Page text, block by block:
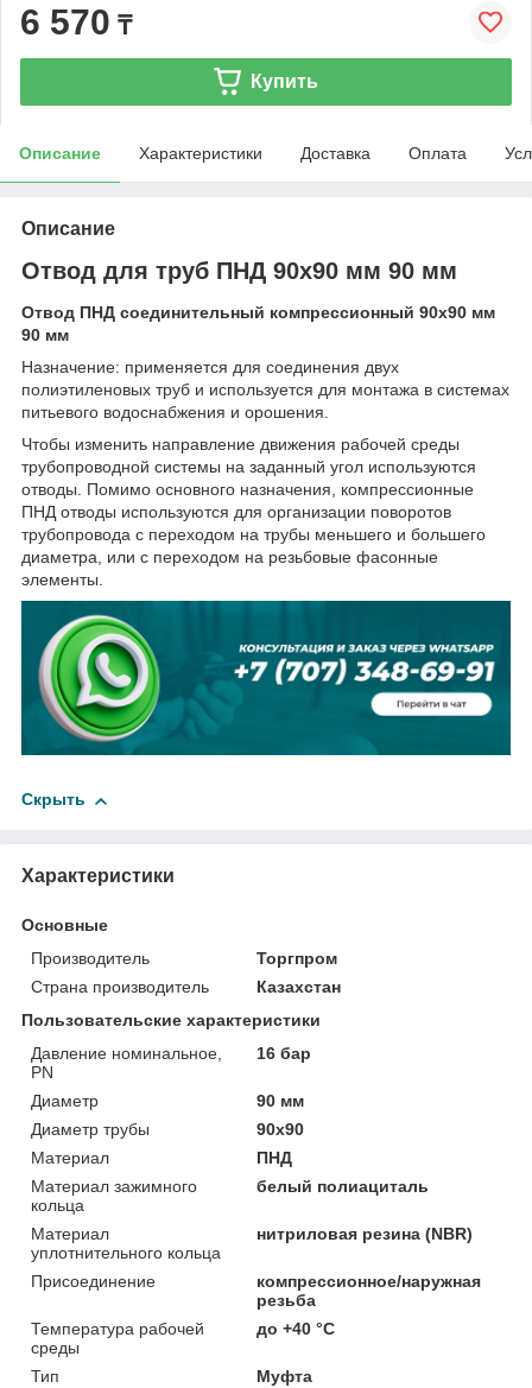
6 570 ₸
Купить
Описание Характеристики Доставка Оплата
Описание
Отвод для труб ПНД 90x90 мм 90 мм
Отвод ПНД соединительный компрессионный 90x90 мм
90 мм
Назначение: применяется для соединения двух
полиэтиленовых труб и используется для монтажа в системах
питьевого водоснабжения и орошения.
Чтобы изменить направление движения рабочей среды
трубопроводной системы на заданный угол используются
отводы. Помимо основного назначения, компрессионные
ПНД отводы используются для организации поворотов
трубопровода с переходом на трубы меньшего и большего
диаметра, или с переходом на резьбовые фасонные
элементы.
Скрыть
Характеристики
Основные
Производитель
Торгпром
Страна производитель
Казахстан
Пользовательские характеристики
Давление номинальное,
PN
16 бар
Диаметр
90 мм
Диаметр трубы
90x90
Материал
ПНД
Материал зажимного
кольца
белый полиациталь
Материал
уплотнительного кольца
нитриловая резина (NBR)
Присоединение
компрессионное/наружная
резьба
Температура рабочей
среды
до +40 °C
Тип
Муфта